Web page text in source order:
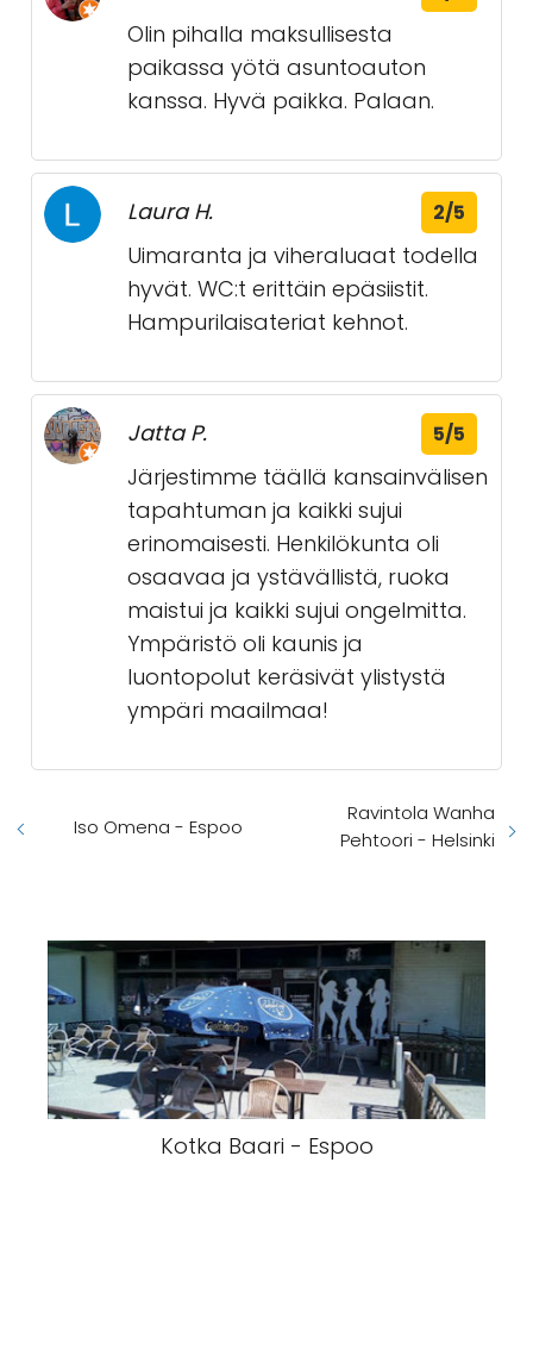
Olin pihalla maksullisesta
paikassa yötä asuntoauton
kanssa. Hyvä paikka. Palaan.
Laura H. 2/5
Uimaranta ja viheraluaat todella
hyvät. WC:t erittäin epäsiistit.
Hampurilaisateriat kehnot.
Jatta P. 5/5
Järjestimme täällä kansainvälisen
tapahtuman ja kaikki sujui
erinomaisesti. Henkilökunta oli
osaavaa ja ystävällistä, ruoka
maistui ja kaikki sujui ongelmitta.
Ympäristö oli kaunis ja
luontopolut keräsivät ylistystä
ympäri maailmaa!
Iso Omena - Espoo
Ravintola Wanha
Pehtoori - Helsinki
Kotka Baari - Espoo